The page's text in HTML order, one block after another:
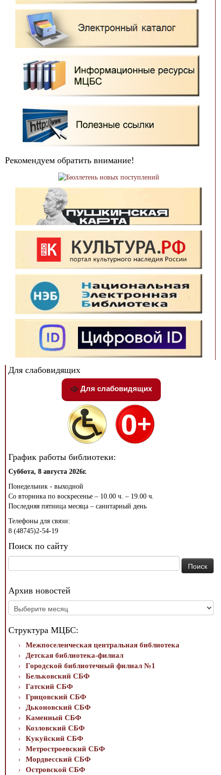
Рекомендуем обратить внимание!
Для слабовидящих
Для слабовидящих
График работы библиотеки:
Суббота, 8 августа 2026г.
Понедельник - выходной
Со вторника по воскресенье – 10.00 ч. – 19.00 ч.
Последняя пятница месяца – санитарный день
Телефоны для связи:
8 (48745)2-54-19
Поиск по сайту
Архив новостей
Архив
новостей
Структура МЦБС:
Межпоселенческая центральная библиотека
Детская библиотека-филиал
Городской библиотечный филиал №1
Бельковский СБФ
Гатский СБФ
Грицовский СБФ
Дьконовский СБФ
Каменный СБФ
Козловский СБФ
Кукуйский СБФ
Метростроевский СБФ
Мордвесский СБФ
Островской СБФ